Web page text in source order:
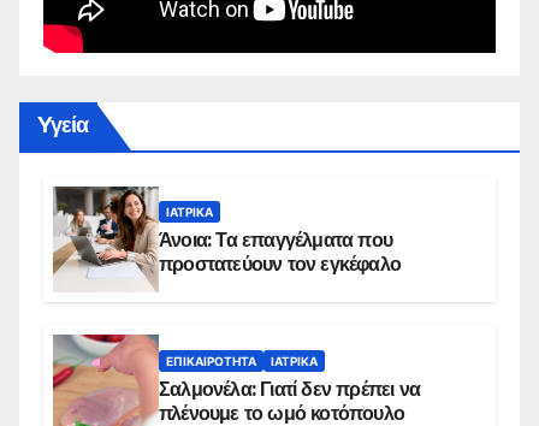
Yγεία
ΙΑΤΡΙΚΆ
Άνοια: Τα επαγγέλματα που
προστατεύουν τον εγκέφαλο
ΕΠΙΚΑΙΡΌΤΗΤΑ ΙΑΤΡΙΚΆ
Σαλμονέλα: Γιατί δεν πρέπει να
πλένουμε το ωμό κοτόπουλο